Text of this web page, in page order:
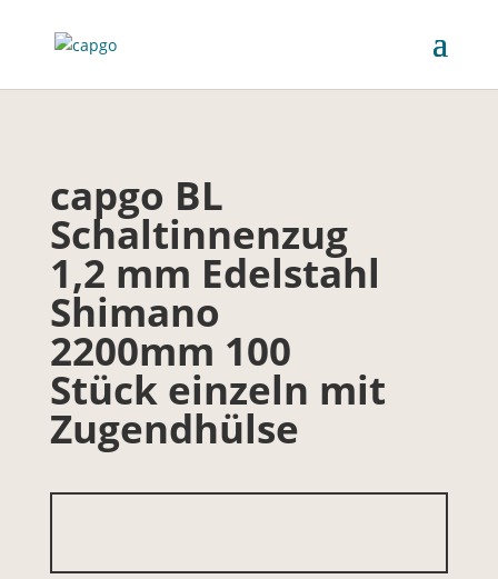
capgo BL
Schaltinnenzug
1,2 mm Edelstahl
Shimano
2200mm 100
Stück einzeln mit
Zugendhülse